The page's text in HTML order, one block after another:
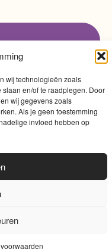
wij technologieën zoals
en/of te raadplegen. Door
wij gegevens zoals
Als je geen toestemming
invloed hebben op